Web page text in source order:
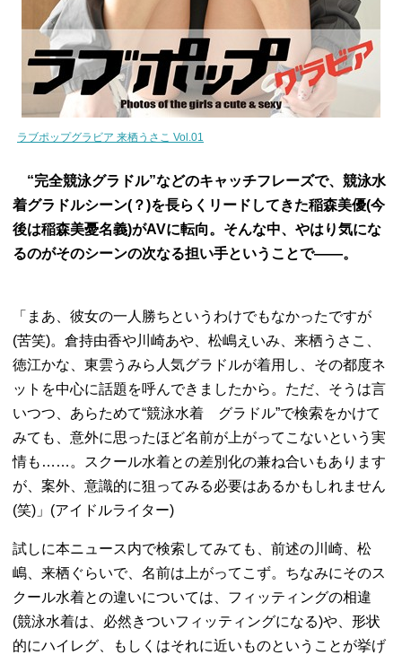
ラブポップグラビア 来栖うさこ Vol.01
“完全競泳グラドル”などのキャッチフレーズで、競泳水
着グラドルシーン(？)を長らくリードしてきた稲森美優(今
後は稲森美憂名義)がAVに転向。そんな中、やはり気にな
るのがそのシーンの次なる担い手ということで――。
「まあ、彼女の一人勝ちというわけでもなかったですが
(苦笑)。倉持由香や川崎あや、松嶋えいみ、来栖うさこ、
徳江かな、東雲うみら人気グラドルが着用し、その都度ネ
ットを中心に話題を呼んできましたから。ただ、そうは言
いつつ、あらためて“競泳水着 グラドル”で検索をかけて
みても、意外に思ったほど名前が上がってこないという実
情も……。スクール水着との差別化の兼ね合いもあります
が、案外、意識的に狙ってみる必要はあるかもしれません
(笑)」(アイドルライター)
試しに本ニュース内で検索してみても、前述の川崎、松
嶋、来栖ぐらいで、名前は上がってこず。ちなみにそのス
クール水着との違いについては、フィッティングの相違
(競泳水着は、必然きついフィッティングになる)や、形状
的にハイレグ、もしくはそれに近いものということが挙げ